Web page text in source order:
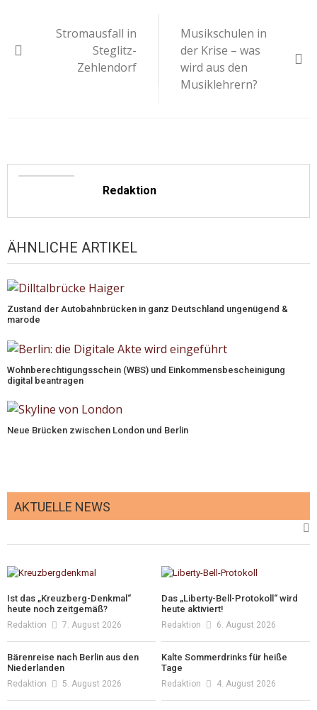
Stromausfall in
Steglitz-
Zehlendorf
Musikschulen in
der Krise – was
wird aus den
Musiklehrern?
Redaktion
ÄHNLICHE ARTIKEL
Zustand der Autobahnbrücken in ganz Deutschland ungenügend &
marode
Wohnberechtigungsschein (WBS) und Einkommensbescheinigung
digital beantragen
Neue Brücken zwischen London und Berlin
AKTUELLE NEWS
Ist das „Kreuzberg-Denkmal“
heute noch zeitgemäß?
Redaktion 7. August 2026
Das „Liberty-Bell-Protokoll“ wird
heute aktiviert!
Redaktion 6. August 2026
Bärenreise nach Berlin aus den
Niederlanden
Redaktion 5. August 2026
Kalte Sommerdrinks für heiße
Tage
Redaktion 4. August 2026